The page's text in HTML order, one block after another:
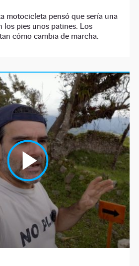
motocicleta pensó que sería una
los pies unos patines. Los
cómo cambia de marcha.